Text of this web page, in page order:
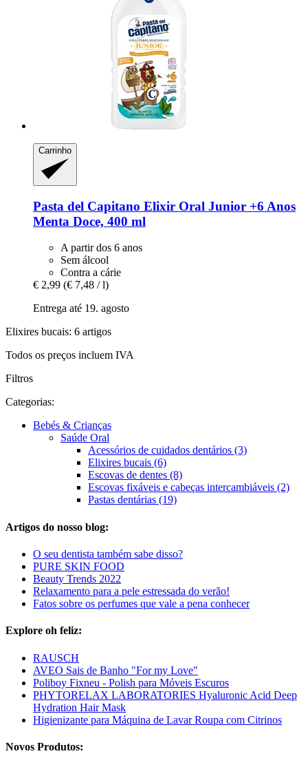
Carrinho
Pasta del Capitano Elixir Oral Junior +6 Anos
Menta Doce, 400 ml
A partir dos 6 anos
Sem álcool
Contra a cárie
€ 2,99 (€ 7,48 / l)
Entrega até 19. agosto
Elixires bucais: 6 artigos
Todos os preços incluem IVA
Filtros
Categorias:
Bebés & Crianças
Saúde Oral
Acessórios de cuidados dentários (3)
Elixires bucais (6)
Escovas de dentes (8)
Escovas fixáveis e cabeças intercambiáveis (2)
Pastas dentárias (19)
Artigos do nosso blog:
O seu dentista também sabe disso?
PURE SKIN FOOD
Beauty Trends 2022
Relaxamento para a pele estressada do verão!
Fatos sobre os perfumes que vale a pena conhecer
Explore oh feliz:
RAUSCH
AVEO Sais de Banho "For my Love"
Poliboy Fixneu - Polish para Móveis Escuros
PHYTORELAX LABORATORIES Hyaluronic Acid Deep
Hydration Hair Mask
Higienizante para Máquina de Lavar Roupa com Citrinos
Novos Produtos: